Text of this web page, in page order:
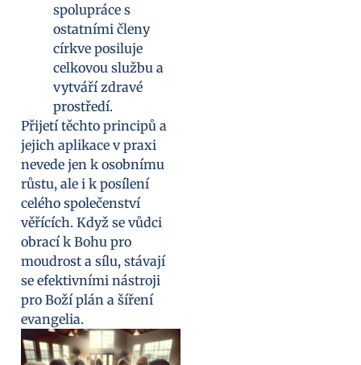
spolupráce s
ostatními členy
církve posiluje
celkovou službu a
vytváří zdravé
prostředí.
Přijetí těchto principů a
jejich aplikace v praxi
nevede jen k osobnímu
růstu, ale i k posílení
celého společenství
věřících. Když se vůdci
obrací k Bohu pro
moudrost a sílu, stávají
se efektivními nástroji
pro Boží plán a šíření
evangelia.